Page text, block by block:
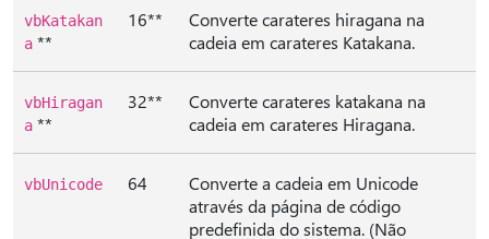
vbKatakan
a **
16**
Converte carateres hiragana na
cadeia em carateres Katakana.
vbHiragan
a **
32**
Converte carateres katakana na
cadeia em carateres Hiragana.
vbUnicode 64
Converte a cadeia em Unicode
através da página de código
predefinida do sistema. (Não